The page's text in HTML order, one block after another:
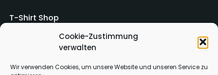
Cookie-Zustimmung
verwalten
Wir verwenden Cookies, um unsere Website und unseren Service zu
T-Shirt Shop
Impressum AGB